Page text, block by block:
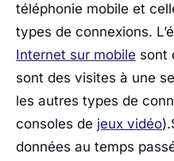
téléphonie mobile et
types de connexions.
Internet sur mobile sont
sont des visites à une
les autres types de
consoles de jeux vidéo
données au temps